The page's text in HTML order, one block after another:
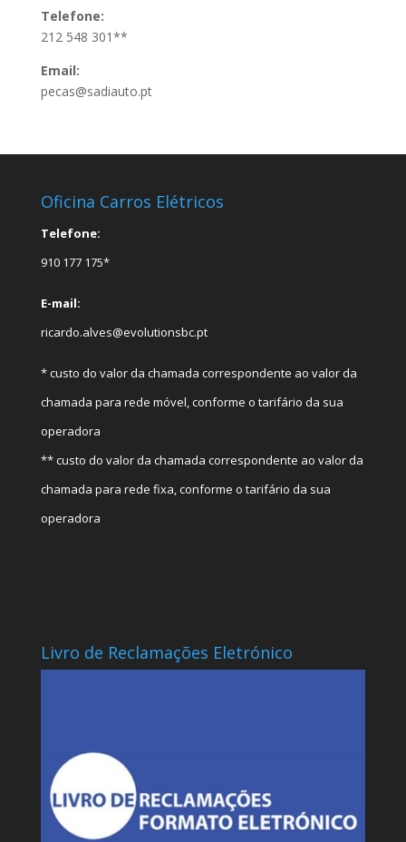
Telefone:
212 548 301**
Email:
pecas@sadiauto.pt
Oficina Carros Elétricos
Telefone:
910 177 175*
E-mail:
ricardo.alves@evolutionsbc.pt
* custo do valor da chamada correspondente ao valor da
chamada para rede móvel, conforme o tarifário da sua
operadora
** custo do valor da chamada correspondente ao valor da
chamada para rede fixa, conforme o tarifário da sua
operadora
Livro de Reclamações Eletrónico